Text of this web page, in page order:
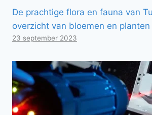
De prachtige flora en fauna van
overzicht van bloemen en planten
23 september 2023